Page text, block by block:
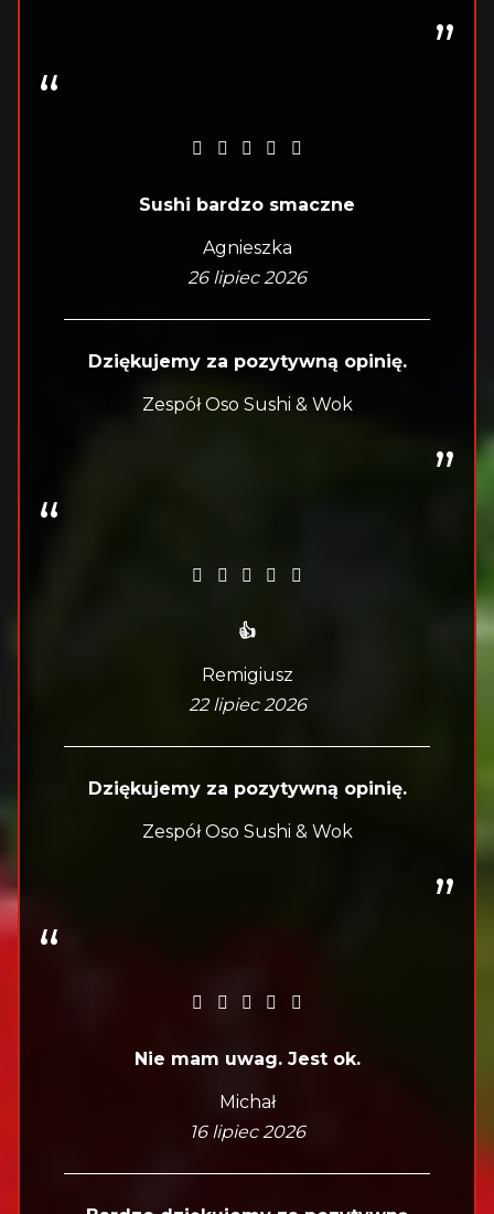
Sushi bardzo smaczne
Agnieszka
26 lipiec 2026
Dziękujemy za pozytywną opinię.
Zespół Oso Sushi & Wok
👍
Remigiusz
22 lipiec 2026
Dziękujemy za pozytywną opinię.
Zespół Oso Sushi & Wok
Nie mam uwag. Jest ok.
Michał
16 lipiec 2026